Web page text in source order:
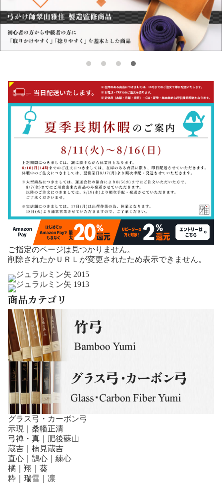
ご指定のページは見つかりません。
削除されたかＵＲＬが変更されたため表示できません。
商品カテゴリ
グラス弓・カーボン弓
示現｜桑幡正清
弓禅・真｜肥後蘇山
蔵吉｜楠見蔵吉
直心｜鵠心｜練心
橘｜翔｜葵
粋｜瑞雪｜凛